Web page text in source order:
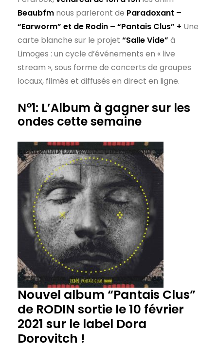
Beaubfm nous parleront de Paradoxant –
“Earworm” et de Rodin – “Pantais Clus” + Une
carte blanche sur le projet “Salle Vide” à
Limoges : un cycle d’événements en « live
stream », sous forme de concerts de groupes
locaux, filmés et diffusés en direct en ligne.
N°1: L’Album à gagner sur les
ondes cette semaine
Nouvel album “Pantais Clus”
de RODIN sortie le 10 février
2021 sur le label Dora
Dorovitch !